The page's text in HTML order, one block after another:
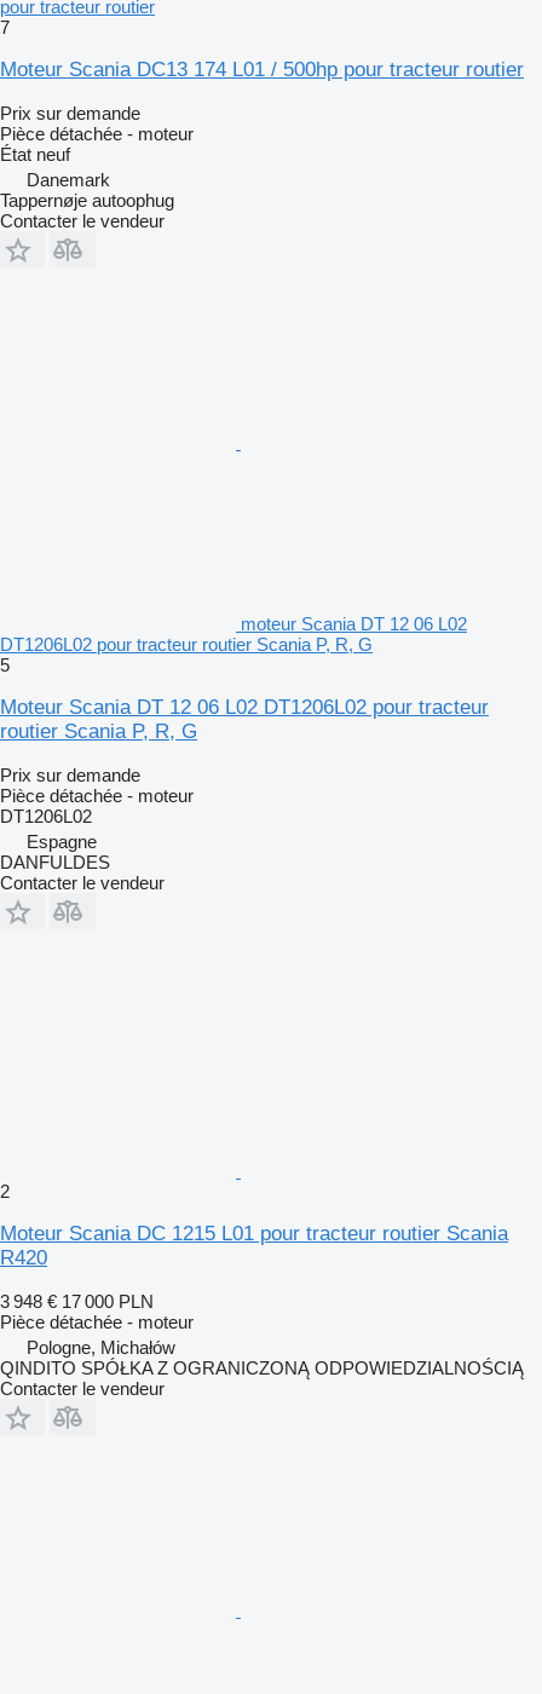
pour tracteur routier
7
Moteur Scania DC13 174 L01 / 500hp pour tracteur routier
Prix sur demande
Pièce détachée - moteur
État neuf
Danemark
Tappernøje autoophug
Contacter le vendeur
moteur Scania DT 12 06 L02
DT1206L02 pour tracteur routier Scania P, R, G
5
Moteur Scania DT 12 06 L02 DT1206L02 pour tracteur
routier Scania P, R, G
Prix sur demande
Pièce détachée - moteur
DT1206L02
Espagne
DANFULDES
Contacter le vendeur
2
Moteur Scania DC 1215 L01 pour tracteur routier Scania
R420
3 948 € 17 000 PLN
Pièce détachée - moteur
Pologne, Michałów
QINDITO SPÓŁKA Z OGRANICZONĄ ODPOWIEDZIALNOŚCIĄ
Contacter le vendeur